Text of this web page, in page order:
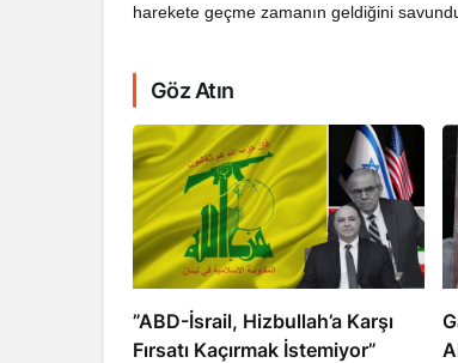
harekete geçme zamanın geldiğini
Göz Atın
​​​​​​​”ABD-İsrail, Hizbullah’a Karşı
Fırsatı Kaçırmak İstemiyor”
Abbas’ı